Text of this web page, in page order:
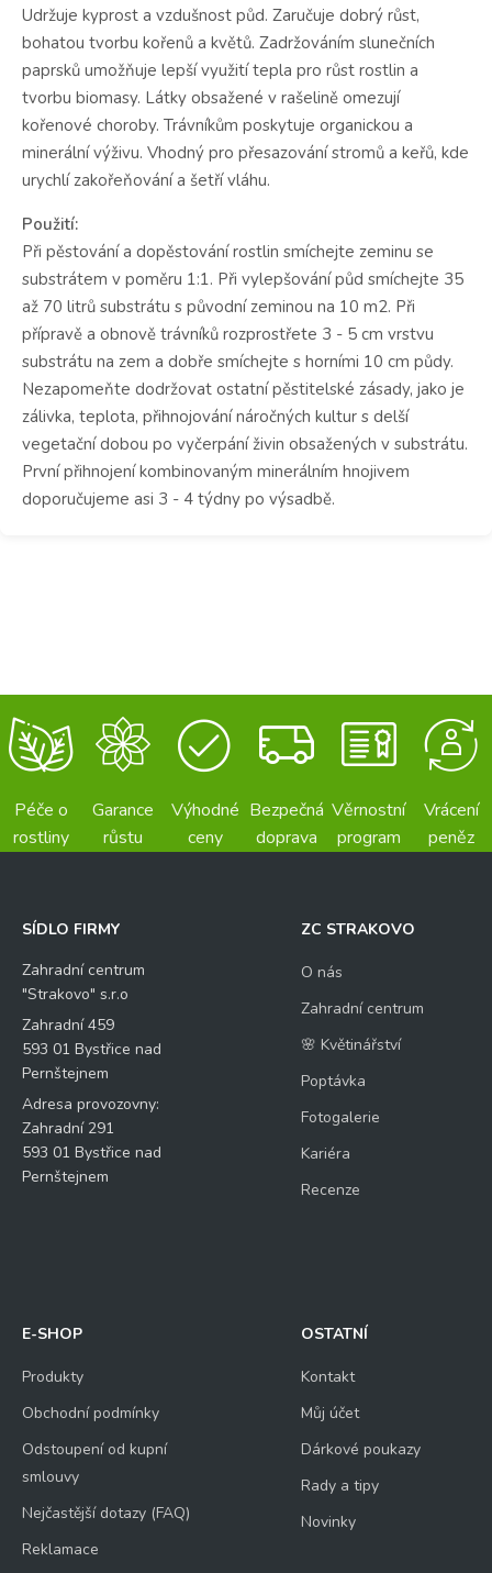
Udržuje kyprost a vzdušnost půd. Zaručuje dobrý růst,
bohatou tvorbu kořenů a květů. Zadržováním slunečních
paprsků umožňuje lepší využití tepla pro růst rostlin a
tvorbu biomasy. Látky obsažené v rašelině omezují
kořenové choroby. Trávníkům poskytuje organickou a
minerální výživu. Vhodný pro přesazování stromů a keřů, kde
urychlí zakořeňování a šetří vláhu.
Použití:
Při pěstování a dopěstování rostlin smíchejte zeminu se
substrátem v poměru 1:1. Při vylepšování půd smíchejte 35
až 70 litrů substrátu s původní zeminou na 10 m2. Při
přípravě a obnově trávníků rozprostřete 3 - 5 cm vrstvu
substrátu na zem a dobře smíchejte s horními 10 cm půdy.
Nezapomeňte dodržovat ostatní pěstitelské zásady, jako je
zálivka, teplota, přihnojování náročných kultur s delší
vegetační dobou po vyčerpání živin obsažených v substrátu.
První přihnojení kombinovaným minerálním hnojivem
doporučujeme asi 3 - 4 týdny po výsadbě.
Péče o
rostliny
Garance
růstu
Výhodné
ceny
Bezpečná
doprava
Věrnostní
program
Vrácení
peněz
SÍDLO FIRMY
Zahradní centrum
"Strakovo" s.r.o
Zahradní 459
593 01 Bystřice nad
Pernštejnem
Adresa provozovny:
Zahradní 291
593 01 Bystřice nad
Pernštejnem
ZC STRAKOVO
O nás
Zahradní centrum
🌸 Květinářství
Poptávka
Fotogalerie
Kariéra
Recenze
E-SHOP
Produkty
Obchodní podmínky
Odstoupení od kupní
smlouvy
Nejčastější dotazy (FAQ)
Reklamace
OSTATNÍ
Kontakt
Můj účet
Dárkové poukazy
Rady a tipy
Novinky